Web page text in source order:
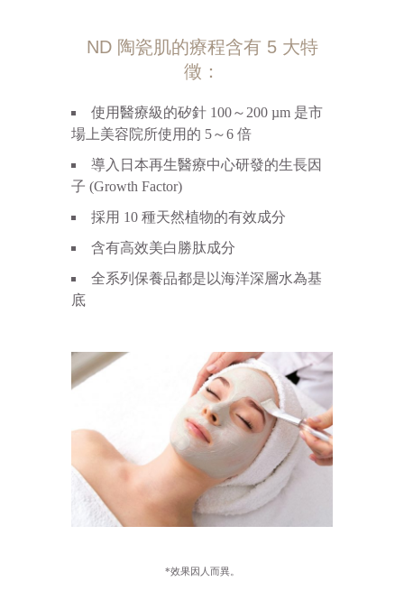
ND 陶瓷肌的療程含有 5 大特
徵：
使用醫療級的矽針 100～200 µm 是市
場上美容院所使用的 5～6 倍
導入日本再生醫療中心研發的生長因
子 (Growth Factor)
採用 10 種天然植物的有效成分
含有高效美白勝肽成分
全系列保養品都是以海洋深層水為基
底
*效果因人而異。